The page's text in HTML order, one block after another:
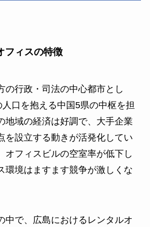
フィスの特徴
の行政・司法の中心都市とし
口を抱える中国5県の中枢を担
地域の経済は好調で、大手企業
を設立する動きが活発化してい
オフィスビルの空室率が低下し
環境はますます競争が激しくな
中で、広島におけるレンタルオ